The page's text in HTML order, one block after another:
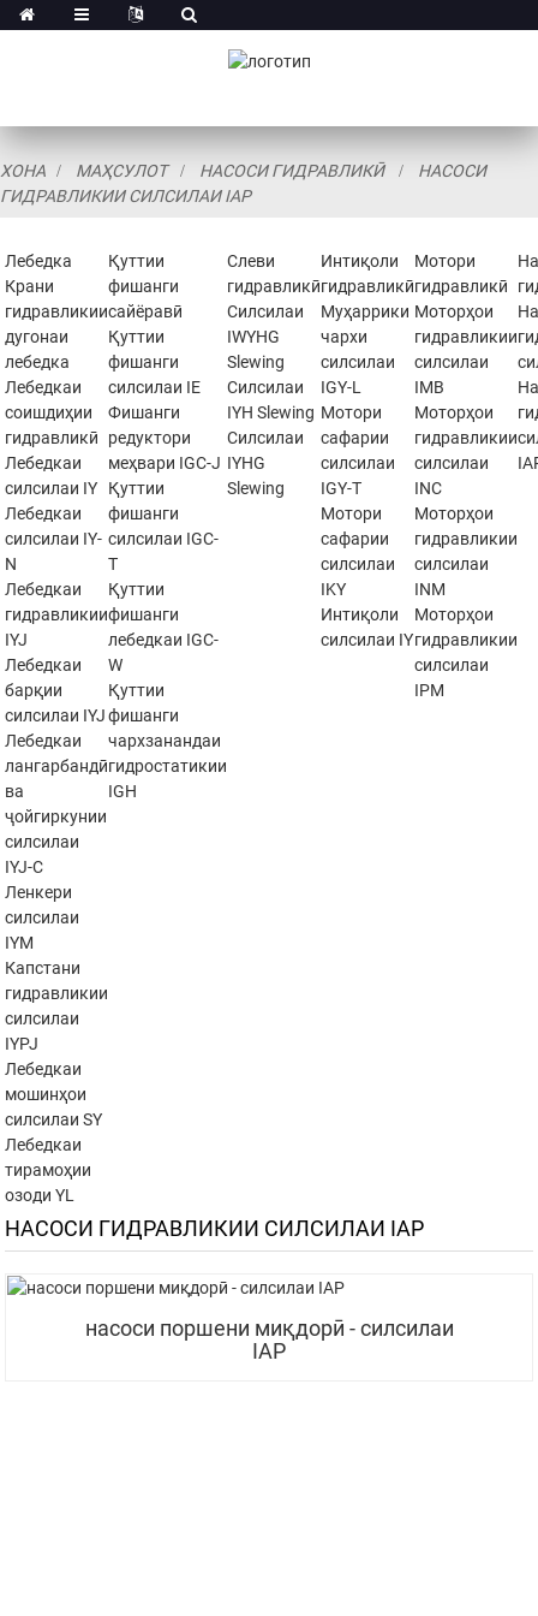
ХОНА МАҲСУЛОТ НАСОСИ ГИДРАВЛИКӢ
НАСОСИ
ГИДРАВЛИКИИ СИЛСИЛАИ IAP
Лебедка
Крани
гидравликии
дугонаи
лебедка
Лебедкаи
соишдиҳии
гидравликӣ
Лебедкаи
силсилаи IY
Лебедкаи
силсилаи IY-
N
Лебедкаи
гидравликии
IYJ
Лебедкаи
барқии
силсилаи IYJ
Лебедкаи
лангарбандӣ
ва
ҷойгиркунии
силсилаи
IYJ-C
Ленкери
силсилаи
IYM
Капстани
гидравликии
силсилаи
IYPJ
Лебедкаи
мошинҳои
силсилаи SY
Лебедкаи
тирамоҳии
озоди YL
Қуттии
фишанги
сайёравӣ
Қуттии
фишанги
силсилаи IE
Фишанги
редуктори
меҳвари IGC-J
Қуттии
фишанги
силсилаи IGC-
T
Қуттии
фишанги
лебедкаи IGC-
W
Қуттии
фишанги
чархзанандаи
гидростатикии
IGH
Слеви
гидравликӣ
Силсилаи
IWYHG
Slewing
Силсилаи
IYH Slewing
Силсилаи
IYHG
Slewing
Интиқоли
гидравликӣ
Муҳаррики
чархи
силсилаи
IGY-L
Мотори
сафарии
силсилаи
IGY-T
Мотори
сафарии
силсилаи
IKY
Интиқоли
силсилаи IY
Мотори
гидравликӣ
Моторҳои
гидравликии
силсилаи
IMB
Моторҳои
гидравликии
силсилаи
INC
Моторҳои
гидравликии
силсилаи
INM
Моторҳои
гидравликии
силсилаи
IPM
НАСОСИ ГИДРАВЛИКИИ СИЛСИЛАИ IAP
насоси поршени миқдорӣ - силсилаи
IAP